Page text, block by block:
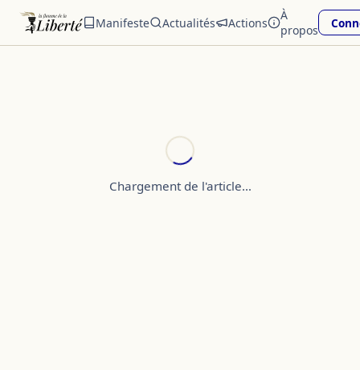
Manifeste Actualités Actions
À
propos
Chargement de l'article…